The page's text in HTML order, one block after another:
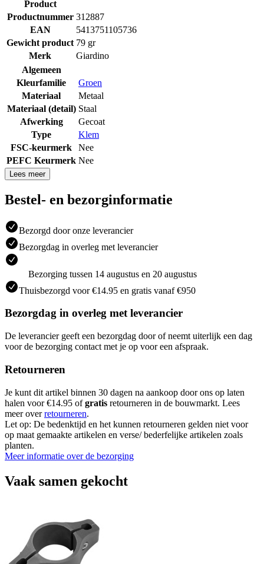
Product
Productnummer 312887
EAN
5413751105736
Gewicht product 79 gr
Merk
Giardino
Algemeen
Kleurfamilie
Groen
Materiaal
Metaal
Materiaal (detail) Staal
Afwerking
Gecoat
Type
Klem
FSC-keurmerk
Nee
PEFC Keurmerk Nee
Lees meer
Bestel- en bezorginformatie
Bezorgd door onze leverancier
Bezorgdag in overleg met leverancier
Bezorging tussen 14 augustus en 20 augustus
Thuisbezorgd voor €14.95 en gratis vanaf €950
Bezorgdag in overleg met leverancier
De leverancier geeft een bezorgdag door of neemt uiterlijk een dag
voor de bezorging contact met je op voor een afspraak.
Retourneren
Je kunt dit artikel binnen 30 dagen na aankoop door ons op laten
halen voor €14.95 ofgratis retourneren in de bouwmarkt. Lees
meer overretourneren.
Let op: De bedenktijd en het kunnen retourneren gelden niet voor
op maat gemaakte artikelen en verse/ bederfelijke artikelen zoals
planten.
Meer informatie over de bezorging
Vaak samen gekocht